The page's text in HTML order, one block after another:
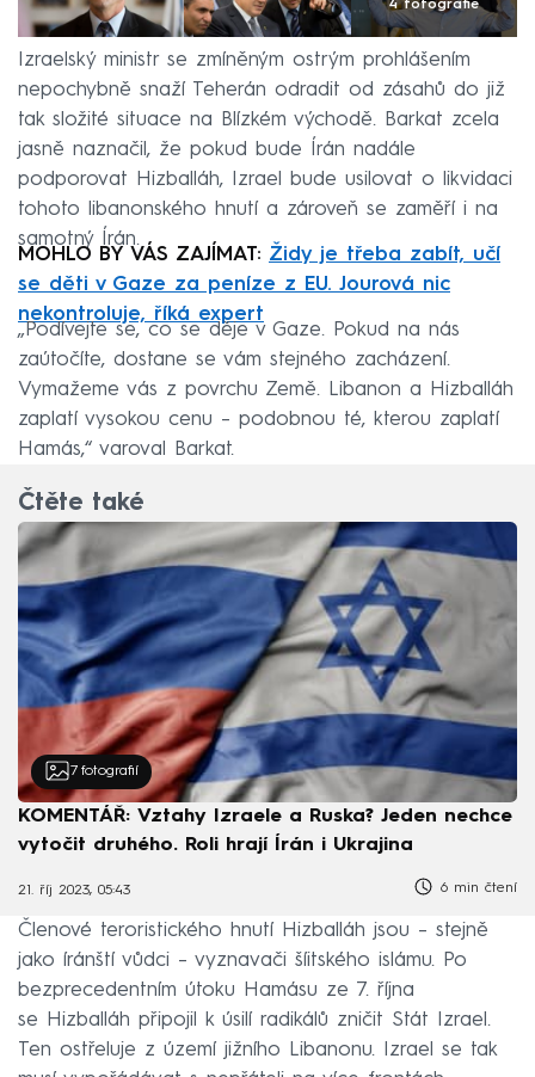
4 fotografie
Izraelský ministr se zmíněným ostrým prohlášením
nepochybně snaží Teherán odradit od zásahů do již
tak složité situace na Blízkém východě. Barkat zcela
jasně naznačil, že pokud bude Írán nadále
podporovat Hizballáh, Izrael bude usilovat o likvidaci
tohoto libanonského hnutí a zároveň se zaměří i na
samotný Írán.
MOHLO BY VÁS ZAJÍMAT: Židy je třeba zabít, učí
se děti v Gaze za peníze z EU. Jourová nic
nekontroluje, říká expert
„Podívejte se, co se děje v Gaze. Pokud na nás
zaútočíte, dostane se vám stejného zacházení.
Vymažeme vás z povrchu Země. Libanon a Hizballáh
zaplatí vysokou cenu – podobnou té, kterou zaplatí
Hamás,“ varoval Barkat.
Čtěte také
7 fotografií
KOMENTÁŘ: Vztahy Izraele a Ruska? Jeden nechce
vytočit druhého. Roli hrají Írán i Ukrajina
21. říj 2023, 05:43 6 min čtení
Členové teroristického hnutí Hizballáh jsou – stejně
jako íránští vůdci – vyznavači šíitského islámu. Po
bezprecedentním útoku Hamásu ze 7. října
se Hizballáh připojil k úsilí radikálů zničit Stát Izrael.
Ten ostřeluje z území jižního Libanonu. Izrael se tak